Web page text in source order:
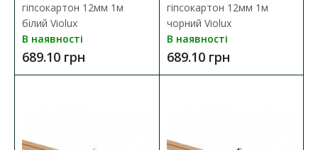
гіпсокартон 12мм 1м
білий Violux
В наявності
689.10 грн
гіпсокартон 12мм 1м
чорний Violux
В наявності
689.10 грн